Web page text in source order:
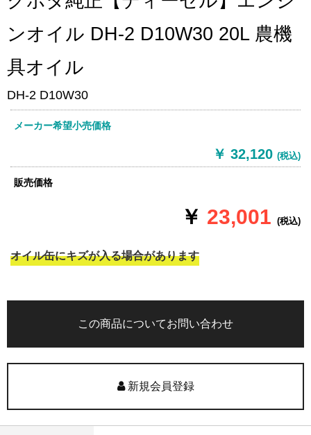
ンオイル DH-2 D10W30 20L 農機
具オイル
DH-2 D10W30
メーカー希望小売価格
￥ 32,120 (税込)
販売価格
￥ 23,001 (税込)
オイル缶にキズが入る場合があります
この商品についてお問い合わせ
新規会員登録